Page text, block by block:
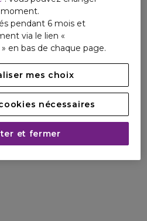
pendant 6 mois et
via le lien «
en bas de chaque page.
mes choix
nécessaires
et fermer